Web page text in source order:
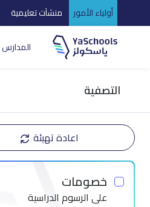
أولياء الأمور منشآت تعليمية
المدارس
التصفية
اعادة تهيئة
خصومات
على الرسوم الدراسية